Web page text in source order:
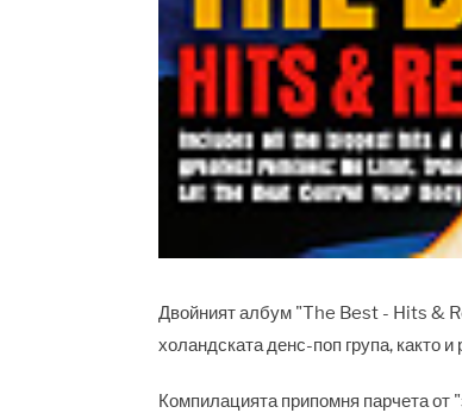
Двойният албум "The Best - Hits &
холандската денс-поп група, както
Компилацията припомня парчета от